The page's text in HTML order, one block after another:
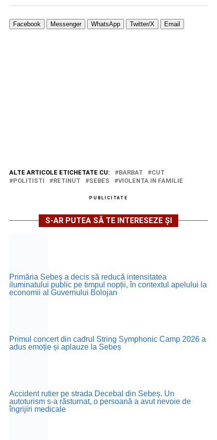
Facebook Messenger WhatsApp Twitter/X Email
ALTE ARTICOLE ETICHETATE CU: BARBAT
CUT
POLITISTI
RETINUT SEBES VIOLENTA IN FAMILIE
PUBLICITATE
S-AR PUTEA SĂ TE INTERESEZE ȘI
Primăria Sebeș a decis să reducă intensitatea
iluminatului public pe timpul nopții, în contextul apelului la
economii al Guvernului Bolojan
Primul concert din cadrul String Symphonic Camp 2026 a
adus emoție și aplauze la Sebeș
Accident rutier pe strada Decebal din Sebeș. Un
autoturism s-a răsturnat, o persoană a avut nevoie de
îngrijiri medicale